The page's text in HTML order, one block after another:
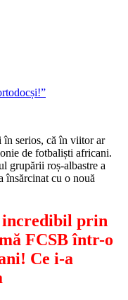
serios, că în viitor ar
de fotbaliști africani.
grupării roș-albastre a
însărcinat cu o nouă
incredibil prin
FCSB într-o
Ce i-a